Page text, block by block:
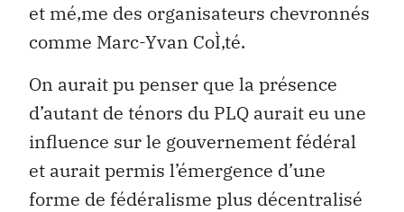
et mé‚me des organisateurs chevronnés
comme Marc-Yvan CoÌ‚té.
On aurait pu penser que la présence
d’autant de ténors du PLQ aurait eu une
influence sur le gouvernement fédéral
et aurait permis l’émergence d’une
forme de fédéralisme plus décentralisé